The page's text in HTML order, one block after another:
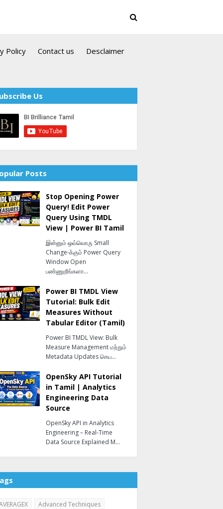
Policy Contact us Desclaimer
Us
Posts
Stop Opening Power
Query! Edit Power
Query Using TMDL
View | Power BI Tamil
இன்னும் ஒவ்வொரு Small
Change-க்கும் Power Query
Window Open
பண்ணுறீங்களா…
Power BI TMDL View
Tutorial: Bulk Edit
Measures Without
Tabular Editor (Tamil)
Power BI TMDL View: Bulk
Measure Management மற்றும்
Metadata Updates செய…
OpenSky API Tutorial
in Tamil | Analytics
Engineering Data
Source
OpenSky API in Analytics
Engineering – Real-Time
Data Source Explained M…
Advanced Techniques